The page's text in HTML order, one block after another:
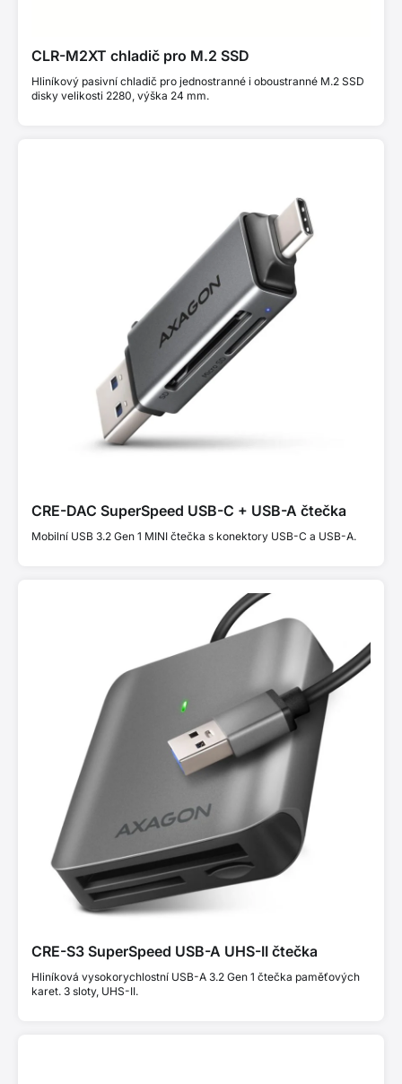
CLR-M2XT chladič pro M.2 SSD
Hliníkový pasivní chladič pro jednostranné i oboustranné M.2 SSD
disky velikosti 2280, výška 24 mm.
CRE-DAC SuperSpeed USB-C + USB-A čtečka
Mobilní USB 3.2 Gen 1 MINI čtečka s konektory USB-C a USB-A.
CRE-S3 SuperSpeed USB-A UHS-II čtečka
Hliníková vysokorychlostní USB-A 3.2 Gen 1 čtečka paměťových
karet. 3 sloty, UHS-II.